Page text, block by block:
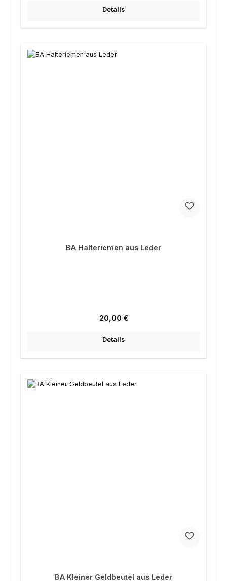
Details
BA Halteriemen aus Leder
Regulärer Preis:
20,00 €
Details
BA Kleiner Geldbeutel aus Leder